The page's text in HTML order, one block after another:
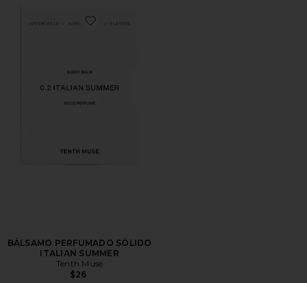
Favorite BÁLSAMO PERFUMADO SÓLIDO ITALIAN
BÁLSAMO PERFUMADO SÓLIDO
ITALIAN SUMMER
Tenth Muse
$26